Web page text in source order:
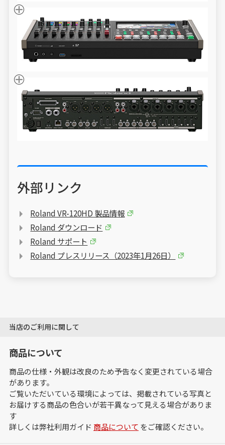
外部リンク
Roland VR-120HD 製品情報
Roland ダウンロード
Roland サポート
Roland プレスリリース（2023年1月26日）
当店のご利用に関して
商品について
商品の仕様・外観は改良のため予告なく変更されている場合
があります。
ご覧いただいている環境によっては、掲載されている写真と
お届けする商品の色合いが若干異なって見える場合がありま
す
詳しくは弊社利用ガイド 商品について をご確認ください。